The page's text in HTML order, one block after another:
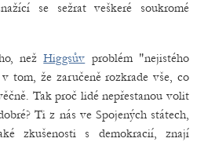
se sežrat veškeré soukromé
nežHiggsův problém "nejistého
tom, že zaručeně rozkrade vše, co
Tak proč lidé nepřestanou volit
Ti z nás ve Spojených státech,
zkušenosti s demokracií, znají